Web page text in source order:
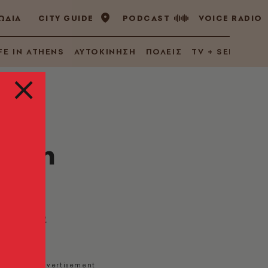
CITY GUIDE PODCAST VOICE RADIO
IN ATHENS ΑΥΤΟΚΙΝΗΣΗ ΠΟΛΕΙΣ TV + SERIES
και μια